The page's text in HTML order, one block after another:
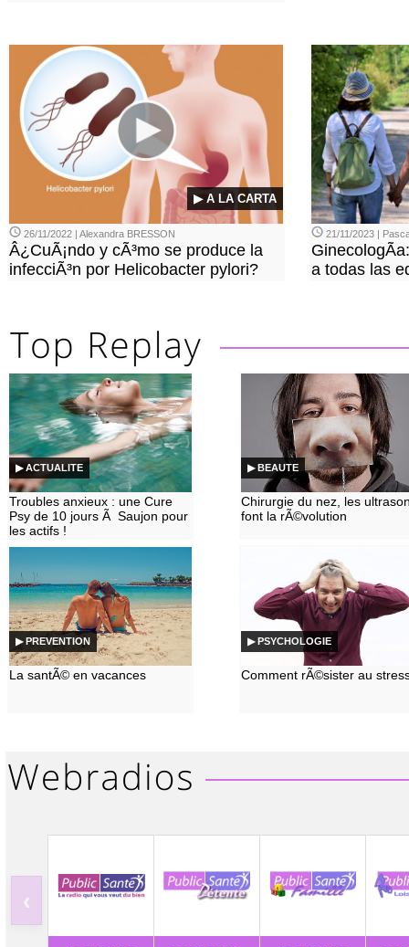
▶ A LA CARTA
26/11/2022 | Alexandra BRESSON
Â¿CuÃ¡ndo y cÃ³mo se produce la
infecciÃ³n por Helicobacter pylori?
21/11/2023 |
a todas las
▶ ACTUALITE
Troubles anxieux : une Cure
Psy de 10 jours Ã Saujon pour
les actifs !
▶ BEAUTE
Chirurgie du nez, les
font la rÃ©volution
▶ PREVENTION
La santÃ© en vacances
▶ PSYCHOLOGIE
Comment rÃ©sister au
‹